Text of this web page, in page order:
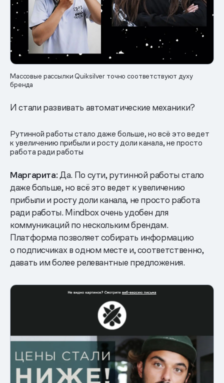
Массовые рассылки Quiksilver точно соответствуют духу
бренда
И стали развивать автоматические механики?
Рутинной работы стало даже больше, но всё это ведет
к увеличению прибыли и росту доли канала, не просто
работа ради работы
Маргарита:Да. По сути, рутинной работы стало
даже больше, но всё это ведет к увеличению
прибыли и росту доли канала, не просто работа
ради работы. Mindbox очень удобен для
коммуникаций по нескольким брендам.
Платформа позволяет собирать информацию
о подписчиках в одном месте и, соответственно,
давать им более релевантные предложения.